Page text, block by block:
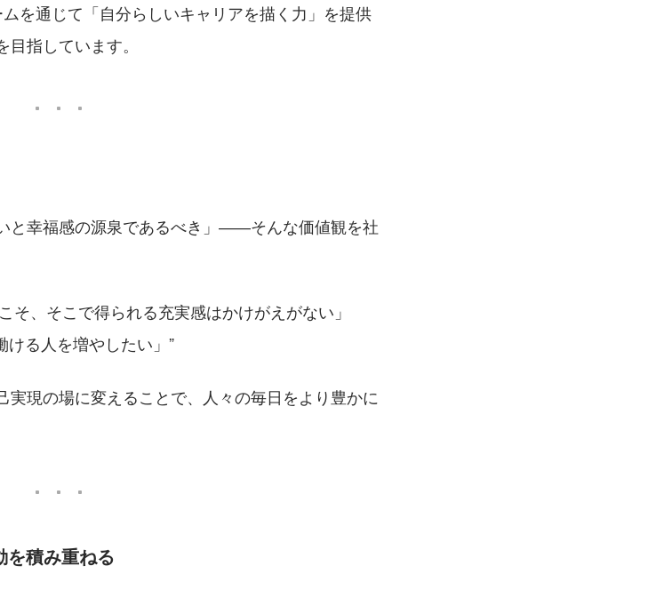
を通じて「自分らしいキャリアを描く力」を提供
指しています。
と幸福感の源泉であるべき」――そんな価値観を社
そ、そこで得られる充実感はかけがえがない」
る人を増やしたい」
現の場に変えることで、人々の毎日をより豊かに
積み重ねる